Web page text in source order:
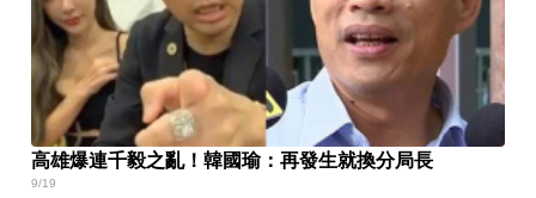
高雄爆連千毅之亂！韓國瑜：再發生就換分局長
9/19